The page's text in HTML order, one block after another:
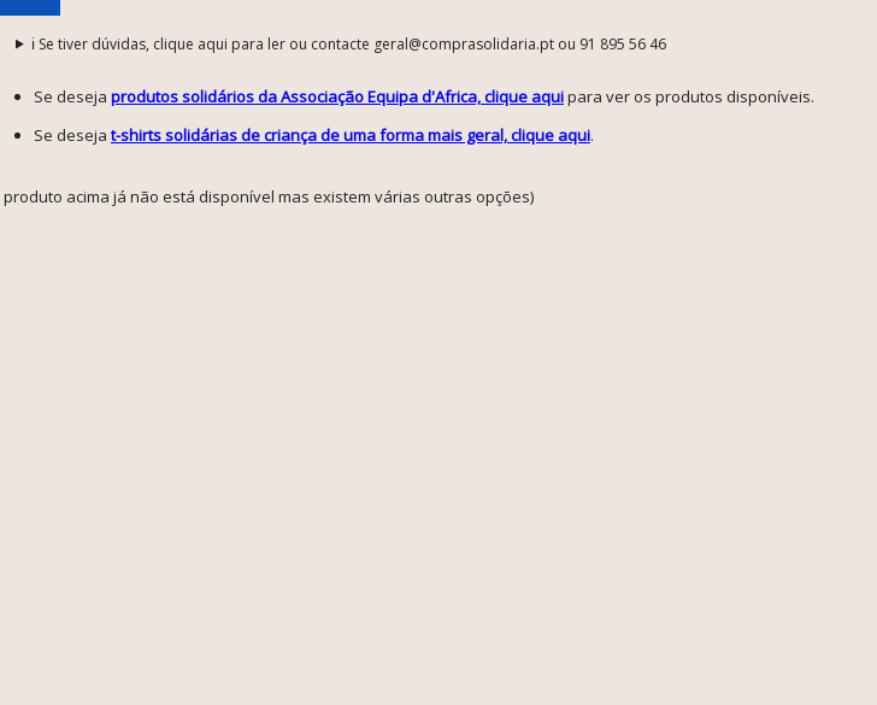
ℹ️ Se tiver dúvidas, clique aqui para ler ou contacte geral@comprasolidaria.pt ou 91 895 56 46
Se deseja produtos solidários da Associação Equipa d'Africa, clique aquipara ver os produtos disponíveis.
Se desejat-shirts solidárias de criança de uma forma mais geral, clique aqui.
produto acima já não está disponível mas existem várias outras opções)